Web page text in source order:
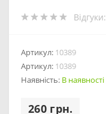
Відгуки:
Артикул: 10389
Артикул: 10389
Наявність: В наявності
260 грн.